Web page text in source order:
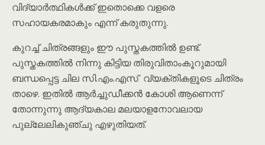
വിദ്യാർത്ഥികൾക്ക് ഇതൊക്കെ വളരെ
സഹായകരമാകും എന്ന് കരുതുന്നു.
കുറച്ച് ചിത്രങ്ങളും ഈ പുസ്തകത്തിൽ ഉണ്ട്.
പുസ്തകത്തിൽ നിന്നു കിട്ടിയ തിരുവിതാംകൂറുമായി
ബന്ധപ്പെട്ട ചില സി.എം.എസ് വ്യക്തികളൂടെ ചിത്രം
താഴെ. ഇതിൽ ആർച്ചുഡീക്കൻ കോശി ആണെന്ന്
തോന്നുന്നു ആദ്യകാല മലയാളനോവലായ
പുല്ലേലികുഞ്ചു എഴുതിയത്.